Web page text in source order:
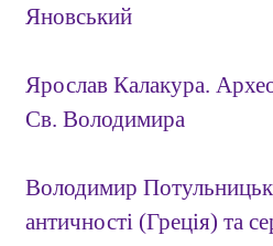
Яновський
Ярослав Калакура.
Св. Володимира
Володимир
античності (Греція) та